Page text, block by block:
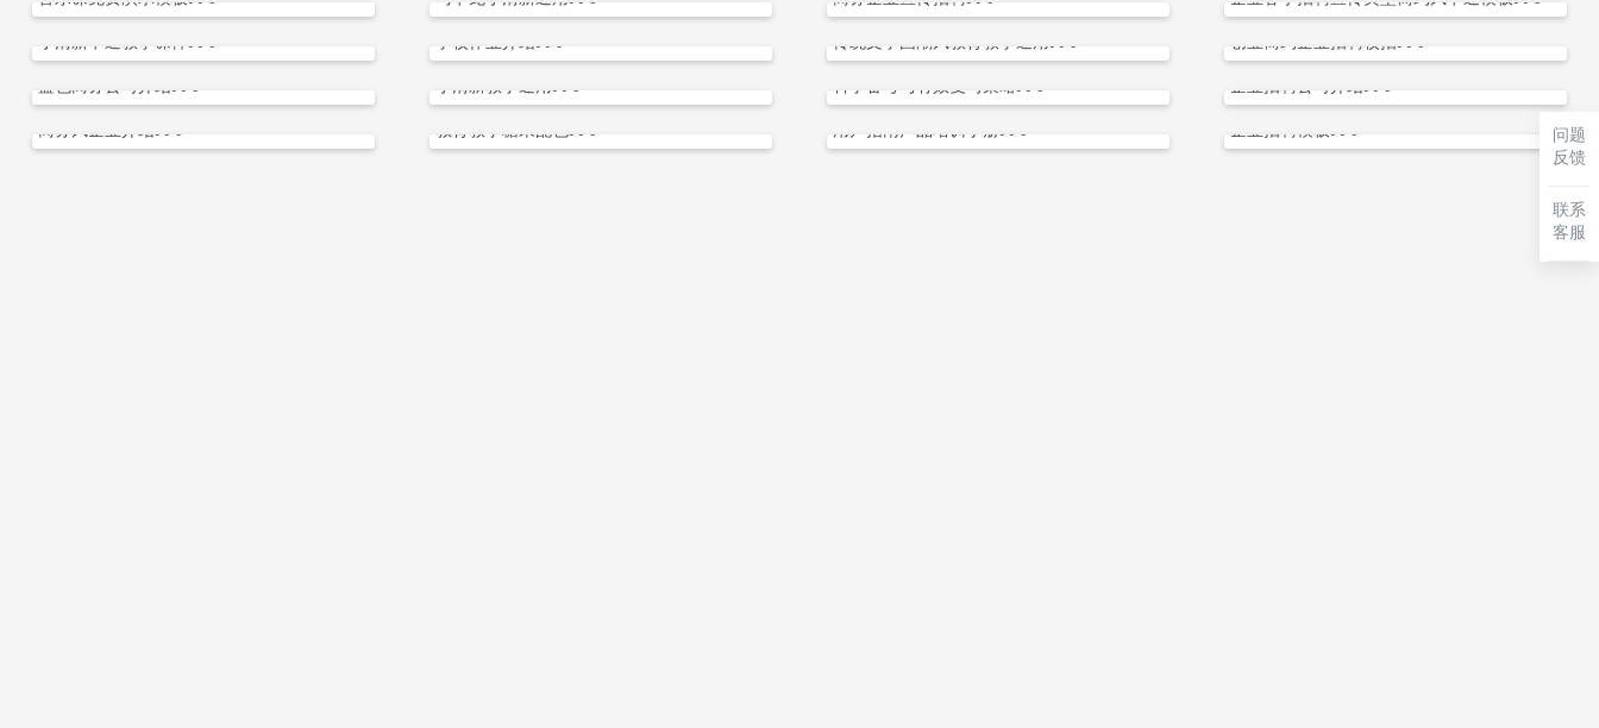
立即下载 立即下载 立即下载 立即下载
立即下载
小清新卡通教学课件PPT
立即下载
学校作业介绍PPT
立即下载
传统文学国潮风教育教学通用PPT
立即下载
创业简约企业招聘校招PPT
立即下载
蓝色商务公司介绍PPT
立即下载
小清新教学通用PPT
立即下载
科学备考与有效复习策略PPT
立即下载
企业招聘公司介绍PPT
立即下载
商务风企业介绍PPT
立即下载
教育教学糖果配色PPT
立即下载
用户指南产品培训手册PPT
立即下载
企业招聘模板PPT
问题
反馈
联系
客服